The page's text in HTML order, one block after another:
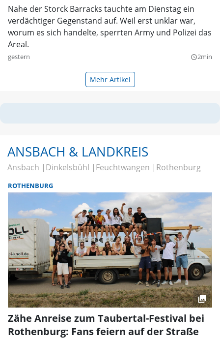
Nahe der Storck Barracks tauchte am Dienstag ein
verdächtiger Gegenstand auf. Weil erst unklar war,
worum es sich handelte, sperrten Army und Polizei das
Areal.
gestern query_builder2min
Mehr Artikel
ANSBACH & LANDKREIS
Ansbach Dinkelsbühl Feuchtwangen Rothenburg
ROTHENBURG
Zähe Anreise zum Taubertal-Festival bei
Rothenburg: Fans feiern auf der Straße